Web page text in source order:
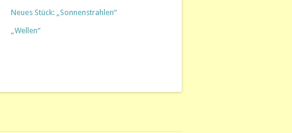
Neues Stück: „Sonnenstrahlen“
„Wellen“